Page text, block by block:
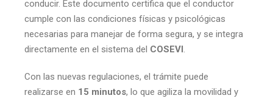
conducir. Este documento certifica que el conductor
cumple con las condiciones físicas y psicológicas
necesarias para manejar de forma segura, y se integra
directamente en el sistema del COSEVI.
Con las nuevas regulaciones, el trámite puede
realizarse en 15 minutos, lo que agiliza la movilidad y